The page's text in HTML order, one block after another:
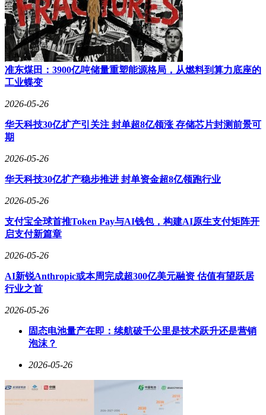
准东煤田：3900亿吨储量重塑能源格局，从燃料到算力底座的
工业蝶变
2026-05-26
华天科技30亿扩产引关注 封单超8亿领涨 存储芯片封测前景可
期
2026-05-26
华天科技30亿扩产稳步推进 封单资金超8亿领跑行业
2026-05-26
支付宝全球首推Token Pay与AI钱包，构建AI原生支付矩阵开
启支付新篇章
2026-05-26
AI新锐Anthropic或本周完成超300亿美元融资 估值有望跃居
行业之首
2026-05-26
固态电池量产在即：续航破千公里是技术跃升还是营销
泡沫？
2026-05-26